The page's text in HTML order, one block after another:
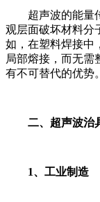
超声波的能量传
观层面破坏材料分
如，在塑料焊接中
局部熔接，而无需
有不可替代的优势。
二、超声波治
1、工业制造